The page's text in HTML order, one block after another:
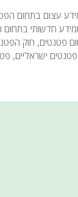
עצום בתחום
חדשותי
פטנטים, חוק
ישראליים,